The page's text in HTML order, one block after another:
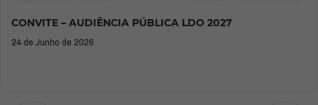
CONVITE – AUDIÊNCIA PÚBLICA LDO 2027
24 de Junho de 2026